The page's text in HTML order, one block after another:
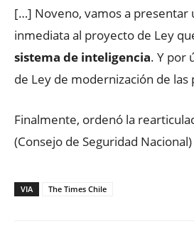
[…] Noveno, vamos a presentar
inmediata al proyecto de Ley
sistema de inteligencia. Y por
de Ley de modernización de las
Finalmente, ordenó la
(Consejo de Seguridad
VIA The Times Chile